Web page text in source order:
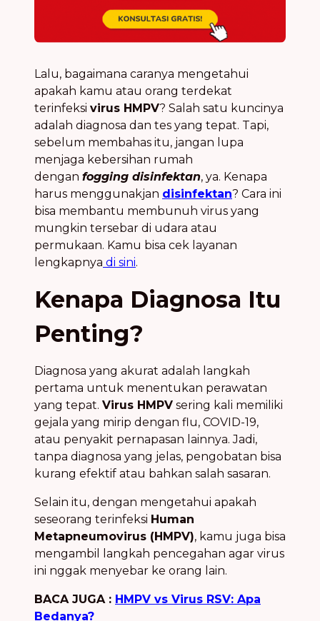
Lalu, bagaimana caranya mengetahui
apakah kamu atau orang terdekat
terinfeksi virus HMPV? Salah satu kuncinya
adalah diagnosa dan tes yang tepat. Tapi,
sebelum membahas itu, jangan lupa
menjaga kebersihan rumah
dengan fogging disinfektan, ya. Kenapa
harus menggunakjan disinfektan? Cara ini
bisa membantu membunuh virus yang
mungkin tersebar di udara atau
permukaan. Kamu bisa cek layanan
lengkapnya di sini.
Kenapa Diagnosa Itu
Penting?
Diagnosa yang akurat adalah langkah
pertama untuk menentukan perawatan
yang tepat. Virus HMPV sering kali memiliki
gejala yang mirip dengan flu, COVID-19,
atau penyakit pernapasan lainnya. Jadi,
tanpa diagnosa yang jelas, pengobatan bisa
kurang efektif atau bahkan salah sasaran.
Selain itu, dengan mengetahui apakah
seseorang terinfeksi Human
Metapneumovirus (HMPV), kamu juga bisa
mengambil langkah pencegahan agar virus
ini nggak menyebar ke orang lain.
BACA JUGA : HMPV vs Virus RSV: Apa
Bedanya?